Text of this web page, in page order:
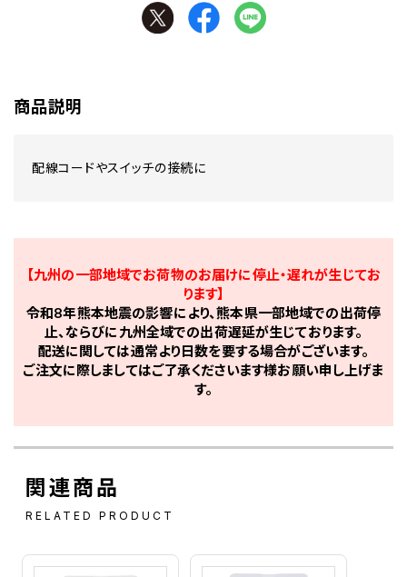
商品説明
配線コードやスイッチの接続に
【九州の一部地域でお荷物のお届けに停止・遅れが生じてお
ります】
令和8年熊本地震の影響により、熊本県一部地域での出荷停
止、ならびに九州全域での出荷遅延が生じております。
配送に関しては通常より日数を要する場合がございます。
ご注文に際しましてはご了承くださいます様お願い申し上げま
す。
関連商品
RELATED PRODUCT